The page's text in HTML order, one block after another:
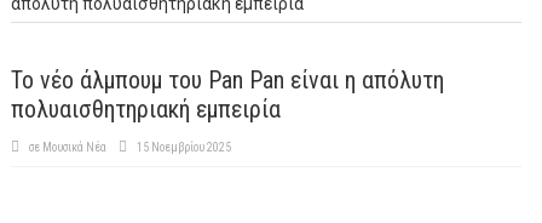
Το νέο άλμπουμ του Pan Pan είναι η απόλυτη
πολυαισθητηριακή εμπειρία
σε Μουσικά Νέα 15 Νοεμβρίου 2025